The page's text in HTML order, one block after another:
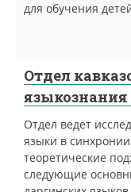
для обучения
Отдел
Отдел ведет
языки в
теоретические
следующие